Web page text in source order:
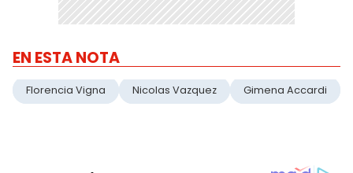
EN ESTA NOTA
Florencia Vigna Nicolas Vazquez Gimena Accardi